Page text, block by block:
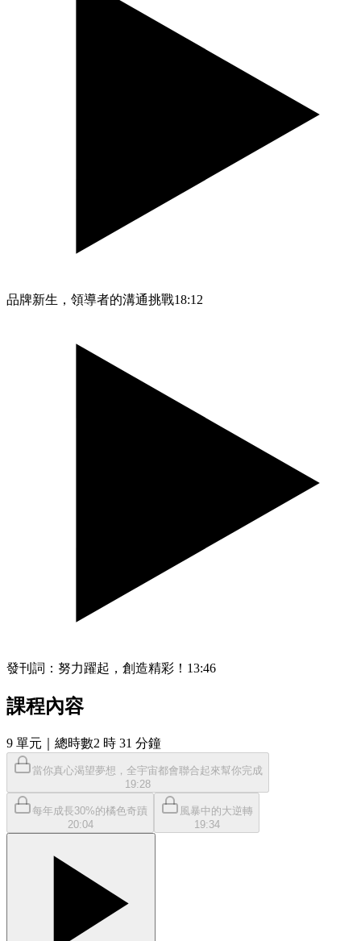
品牌新生，領導者的溝通挑戰18:12
發刊詞：努力躍起，創造精彩！ 13:46
課程內容
9 單元 ｜總時數2 時 31 分鐘
當你真心渴望夢想，全宇宙都會聯合起來幫你完成
19:28
每年成長30%的橘色奇蹟
20:04
風暴中的大逆轉
19:34